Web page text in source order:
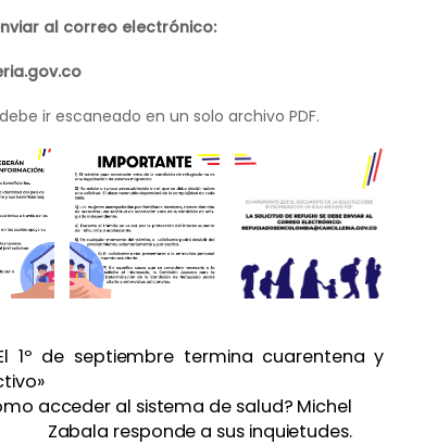
al correo electrónico:
ir escaneado en un solo archivo PDF.
1º de septiembre termina cuarentena y
acceder al sistema de salud? Michel
Zabala responde a sus inquietudes.